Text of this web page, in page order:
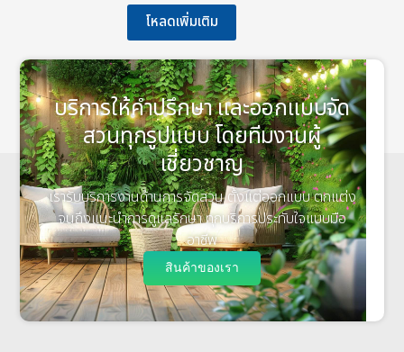
โหลดเพิ่มเติม
บริการให้คำปรึกษา และออกแบบจัด
สวนทุกรูปแบบ โดยทีมงานผู้
เชี่ยวชาญ
เรารับบริการงานด้านการจัดสวน ตั้งแต่ออกแบบ ตกแต่ง
จนถึงแนะนำการดูแลรักษา ทุกบริการประทับใจแบบมือ
อาชีพ
สินค้าของเรา